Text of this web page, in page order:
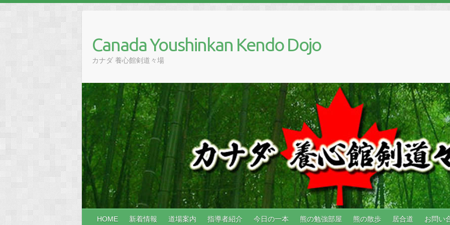
content
Canada Youshinkan Kendo Dojo
カナダ 養心館剣道々場
HOME 新着情報 道場案内 指導者紹介 今日の一本 熊の勉強部屋 熊の散歩 居合道 お問い